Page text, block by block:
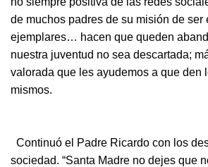
de muchos padres de su misión de ser
ejemplares… hacen que queden
nuestra juventud no sea descartada;
valorada que les ayudemos a que den
mismos.
Continuó el Padre Ricardo con los
sociedad. “Santa Madre no dejes que